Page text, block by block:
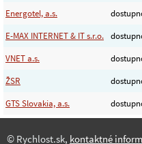
Energotel, a.s.
E-MAX INTERNET & IT s.r.o.
VNET a.s.
ŽSR
GTS Slovakia, a.s.
© Rychlost.sk, kontaktné